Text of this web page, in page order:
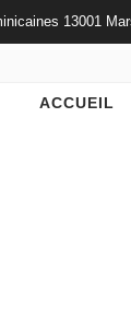
13001
ACCUEIL